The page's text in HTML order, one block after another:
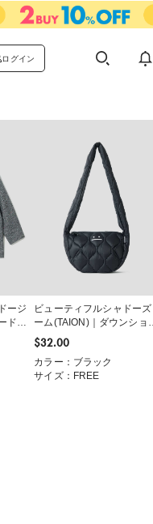
ログイン
ージ
ドジ
ビューティフルシャドーズ
ーム(TAION)｜ダウンショル
ダーバッグ
$‌32.00
カラー：ブラック
サイズ：FREE